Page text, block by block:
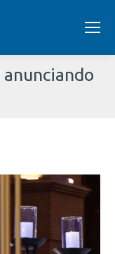
anunciando